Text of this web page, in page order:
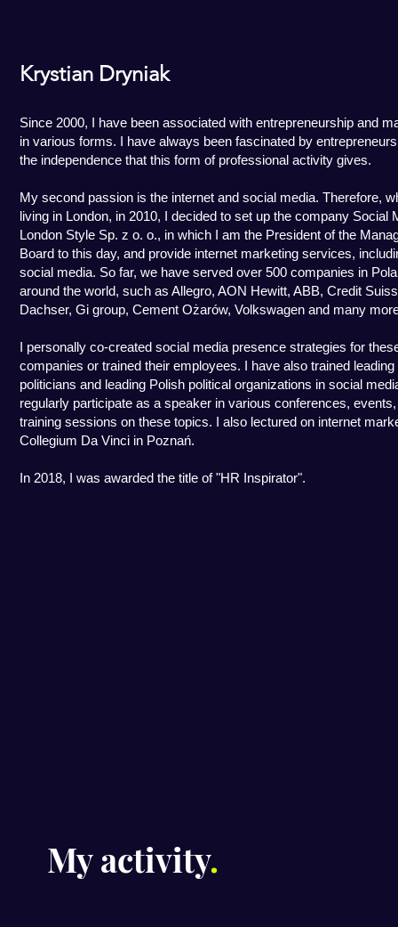
Krystian Dryniak
Since 2000, I have been associated with entrepreneurship and
in various forms. I have always been fascinated by
the independence that this form of professional activity gives.
My second passion is the internet and social media. Therefore,
living in London, in 2010, I decided to set up the company Social
London Style Sp. z o. o., in which I am the President of the
Board to this day, and provide internet marketing services,
social media. So far, we have served over 500 companies in
around the world, such as Allegro, AON Hewitt, ABB, Credit
Dachser, Gi group, Cement Ożarów, Volkswagen and many
I personally co-created social media presence strategies for
companies or trained their employees. I have also trained leading
politicians and leading Polish political organizations in social
regularly participate as a speaker in various conferences,
training sessions on these topics. I also lectured on internet
Collegium Da Vinci in Poznań.
In 2018, I was awarded the title of "HR Inspirator".
My activity.